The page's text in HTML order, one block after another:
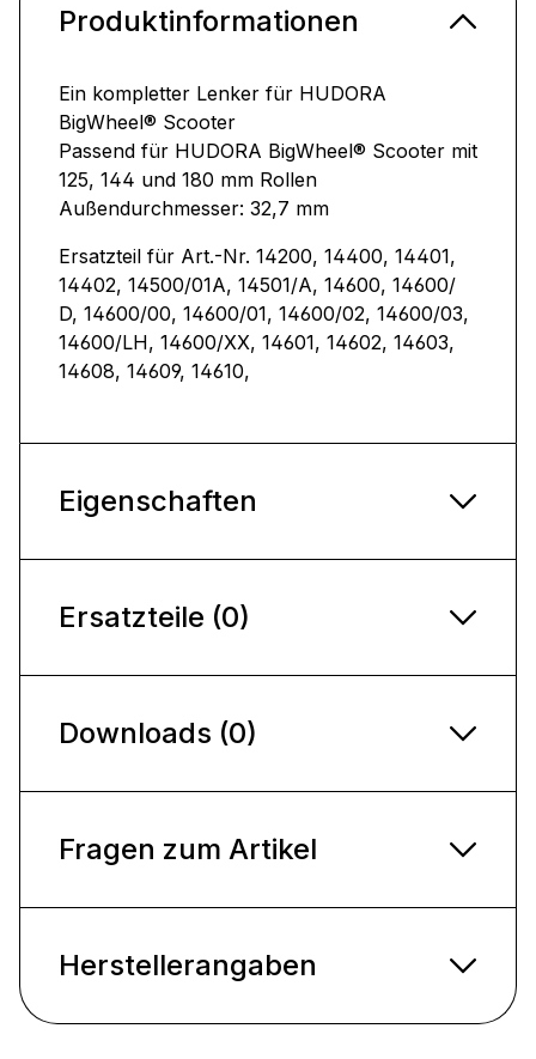
Produktinformationen
Ein kompletter Lenker für HUDORA
BigWheel® Scooter
Passend für HUDORA BigWheel® Scooter mit
125, 144 und 180 mm Rollen
Außendurchmesser: 32,7 mm
Ersatzteil für Art.-Nr. 14200, 14400, 14401,
14402, 14500/01A, 14501/A, 14600, 14600/
D, 14600/00, 14600/01, 14600/02, 14600/03,
14600/LH, 14600/XX, 14601, 14602, 14603,
14608, 14609, 14610,
Eigenschaften
Ersatzteile (0)
Downloads (0)
Fragen zum Artikel
Herstellerangaben